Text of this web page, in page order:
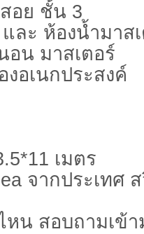
อย ชั้น 3
ละ ห้องน้ำมาส
อน มาสเตอร์
อเนกประสงค์
เมตร
จากประเทศ
น สอบถามเข้า